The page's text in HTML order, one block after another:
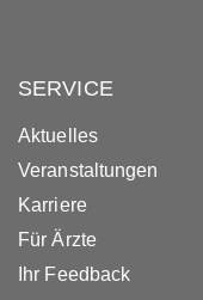
SERVICE
Aktuelles
Veranstaltungen
Karriere
Für Ärzte
Ihr Feedback